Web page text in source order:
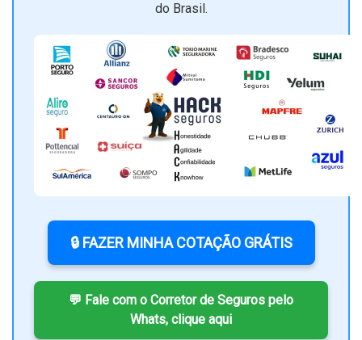
do Brasil.
🔒 FAZER MINHA COTAÇÃO GRÁTIS
💬 Fale com o Corretor de Seguros pelo
Whats, clique aqui